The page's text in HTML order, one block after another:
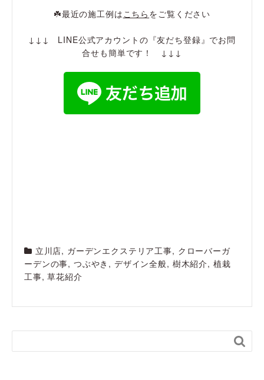
☘️最近の施工例は こちら をご覧ください
↓↓↓ LINE公式アカウントの『友だち登録』でお問
合せも簡単です！ ↓↓↓
立川店, ガーデンエクステリア工事, クローバーガ
ーデンの事, つぶやき , デザイン全般, 樹木紹介, 植栽
工事,草花紹介
